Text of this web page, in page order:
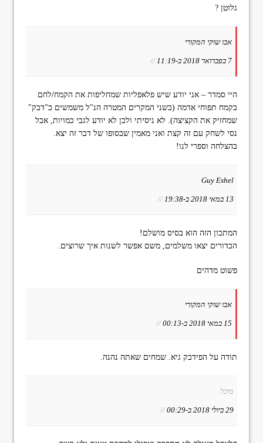
גלוטן ?
אבו שוקי המקורי
7 בפברואר 2018 ב-11:19 //
היי סמדר – אני יודע שיש פלאפליות שמחליפות את הקמח/לחם
בקמח תפוחי אדמה (בשני המקרים המטרה הנ"ל משמשים כ"דבק"
שמחזיק את הקציצה). לא ניסיתי ולכן לא יודע לגבי כמויות, אבל
נסי לשחק עם זה קצת ואני מאמין שבסופו של דבר זה יצא.
בהצלחה וספרי לנו!
Guy Eshel
13 במאי 2018 ב-19:38 //
המתכון הזה הוא בסיס מושלם!
הכדורים יצאו משלמים, משם אפשר לשנות איך שרוצים.
פשוט מדהים
אבו שוקי המקורי
15 במאי 2018 ב-00:13 //
תודה על הפידבק גיא. שמחים שאתה נהנה.
מיכל
29 ביולי 2018 ב-00:29 //